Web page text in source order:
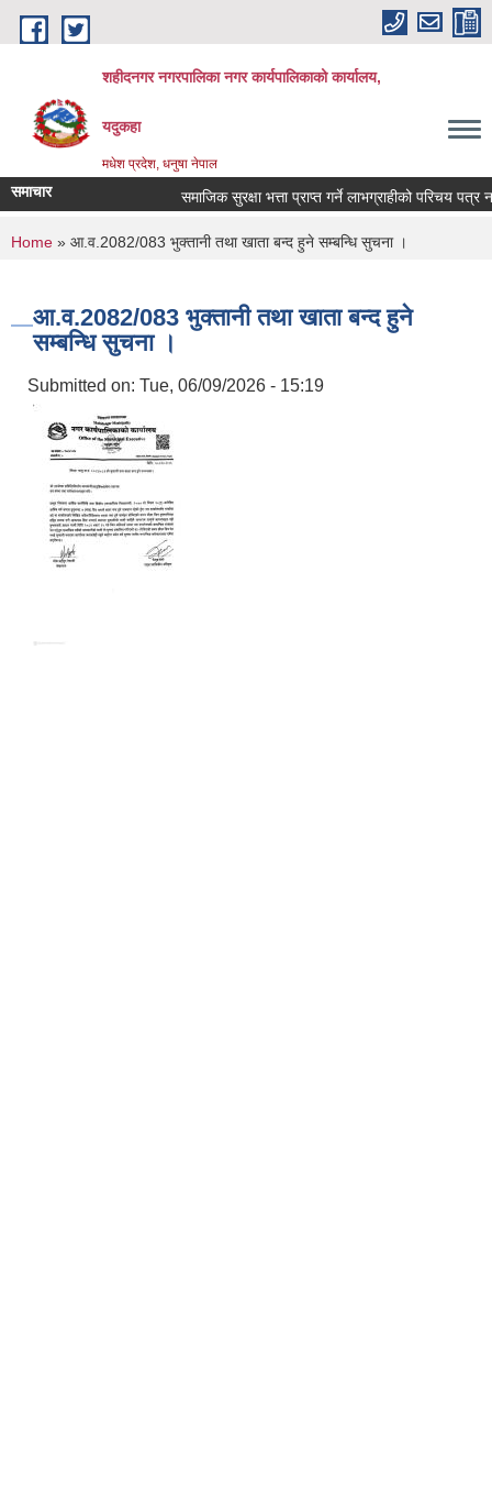
Skip to main content
शहीदनगर नगरपालिका नगर कार्यपालिकाको कार्यालय,
यदुकहा
मधेश प्रदेश, धनुषा नेपाल
समाचार समाजिक सुरक्षा भत्ता प्राप्त गर्ने लाभग्राहीको परिचय पत्र
You are here
Home » आ.व.2082/083 भुक्तानी तथा खाता बन्द हुने सम्बन्धि सुचना ।
आ.व.2082/083 भुक्तानी तथा खाता बन्द हुने
सम्बन्धि सुचना ।
Submitted on: Tue, 06/09/2026 - 15:19